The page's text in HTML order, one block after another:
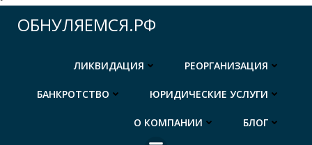
ОБНУЛЯЕМСЯ.РФ
ЛИКВИДАЦИЯ РЕОРГАНИЗАЦИЯ
БАНКРОТСТВО ЮРИДИЧЕСКИЕ УСЛУГИ
О КОМПАНИИ БЛОГ